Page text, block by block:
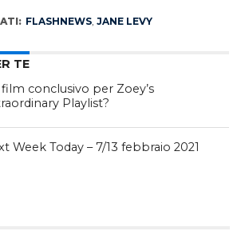
FLASHNEWS, JANE LEVY
TE
conclusivo per Zoey’s
Playlist?
Week Today – 7/13 febbraio 2021